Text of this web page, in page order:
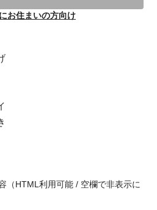
お住まいの方向け
（HTML利用可能 / 空欄で非表示に